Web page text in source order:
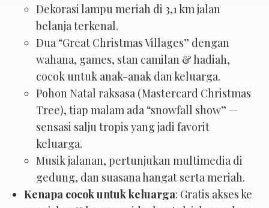
Dekorasi lampu meriah di 3,1 km jalan
belanja terkenal.
Dua “Great Christmas Villages” dengan
wahana, games, stan camilan & hadiah,
cocok untuk anak-anak dan keluarga.
Pohon Natal raksasa (Mastercard Christmas
Tree), tiap malam ada “snowfall show” —
sensasi salju tropis yang jadi favorit
keluarga.
Musik jalanan, pertunjukan multimedia di
gedung, dan suasana hangat serta meriah.
Kenapa cocok untuk keluarga: Gratis akses ke